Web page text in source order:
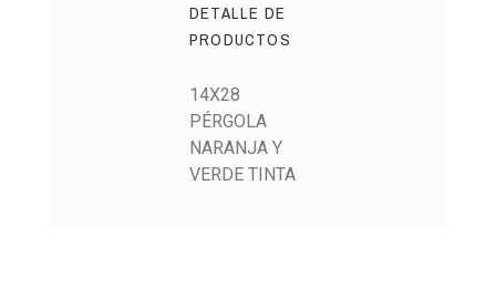
DETALLE DE
PRODUCTOS
14X28
PÉRGOLA
NARANJA Y
VERDE TINTA